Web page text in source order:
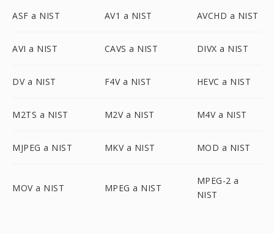
ASF a NIST AV1 a NIST AVCHD a NIST
AVI a NIST CAVS a NIST DIVX a NIST
DV a NIST F4V a NIST HEVC a NIST
M2TS a NIST M2V a NIST M4V a NIST
MJPEG a NIST MKV a NIST MOD a NIST
MOV a NIST MPEG a NIST
MPEG-2 a
NIST